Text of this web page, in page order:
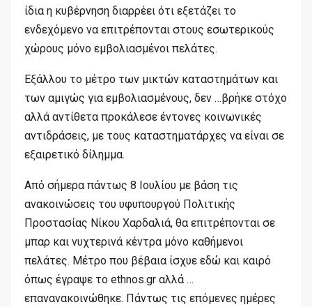
ίδια η κυβέρνηση διαρρέει ότι εξετάζει το
ενδεχόμενο να επιτρέπονται στους εσωτερικούς
χώρους μόνο εμβολιασμένοι πελάτες.
Εξάλλου το μέτρο των μικτών καταστημάτων και
των αμιγώς για εμβολιασμένους, δεν …βρήκε στόχο
αλλά αντίθετα προκάλεσε έντονες κοινωνικές
αντιδράσεις, με τους καταστηματάρχες να είναι σε
εξαιρετικό δίλημμα.
Από σήμερα πάντως 8 Ιουλίου με βάση τις
ανακοινώσεις του υφυπουργού Πολιτικής
Προστασίας Νίκου Χαρδαλιά, θα επιτρέπονται σε
μπαρ και νυχτερινά κέντρα μόνο καθήμενοι
πελάτες. Μέτρο που βέβαια ίσχυε εδώ και καιρό
όπως έγραψε το ethnos.gr αλλά …
επανανακοινώθηκε. Πάντως τις επόμενες ημέρες